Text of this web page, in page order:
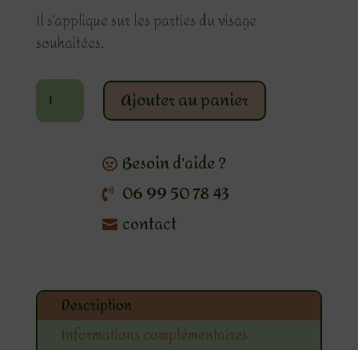
Il s’applique sur les parties du visage
souhaitées.
quantité
de
imperfections
Ajouter au panier
Besoin d'aide ?
06 99 50 78 43
contact
Description
Informations complémentaires